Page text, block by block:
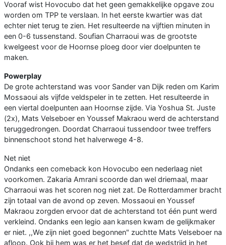
Vooraf wist Hovocubo dat het geen gemakkelijke opgave zou
worden om TPP te verslaan. In het eerste kwartier was dat
echter niet terug te zien. Het resulteerde na vijftien minuten in
een 0-6 tussenstand. Soufian Charraoui was de grootste
kwelgeest voor de Hoornse ploeg door vier doelpunten te
maken.
Powerplay
De grote achterstand was voor Sander van Dijk reden om Karim
Mossaoui als vijfde veldspeler in te zetten. Het resulteerde in
een viertal doelpunten aan Hoornse zijde. Via Yoshua St. Juste
(2x), Mats Velseboer en Youssef Makraou werd de achterstand
teruggedrongen. Doordat Charraoui tussendoor twee treffers
binnenschoot stond het halverwege 4-8.
Net niet
Ondanks een comeback kon Hovocubo een nederlaag niet
voorkomen. Zakaria Amrani scoorde dan wel driemaal, maar
Charraoui was het scoren nog niet zat. De Rotterdammer bracht
zijn totaal van de avond op zeven. Mossaoui en Youssef
Makraou zorgden ervoor dat de achterstand tot één punt werd
verkleind. Ondanks een legio aan kansen kwam de gelijkmaker
er niet. ,,We zijn niet goed begonnen" zuchtte Mats Velseboer na
afloop. Ook bij hem was er het besef dat de wedstrijd in het